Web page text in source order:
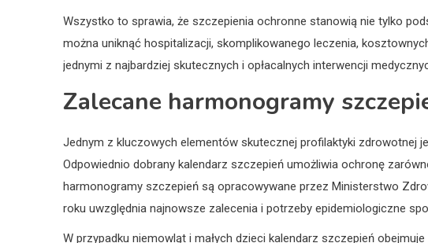
Wszystko to sprawia, że szczepienia ochronne stanowią nie tylko
można uniknąć hospitalizacji, skomplikowanego leczenia,
jednymi z najbardziej skutecznych i opłacalnych interwencji
Zalecane harmonogramy
Jednym z kluczowych elementów skutecznej profilaktyki zdrowotnej
Odpowiednio dobrany kalendarz szczepień umożliwia ochronę
harmonogramy szczepień są opracowywane przez Ministerstwo
roku uwzględnia najnowsze zalecenia i potrzeby epidemiologiczne
W przypadku niemowląt i małych dzieci kalendarz szczepień